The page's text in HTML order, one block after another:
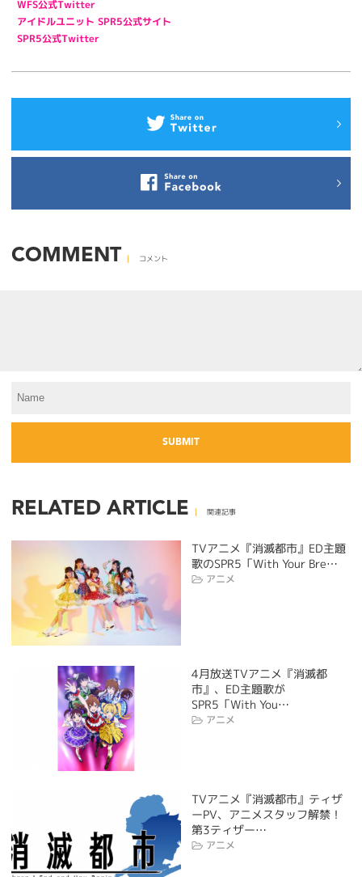
WFS公式Twitter
アイドルユニット SPR5公式サイト
SPR5公式Twitter
COMMENT コメント
RELATED ARTICLE 関連記事
TVアニメ『消滅都市』ED主題
歌のSPR5「With Your Bre…
アニメ
4月放送TVアニメ『消滅都
市』、ED主題歌が
SPR5「With You…
アニメ
TVアニメ『消滅都市』ティザ
ーPV、アニメスタッフ解禁！
第3ティザー…
アニメ